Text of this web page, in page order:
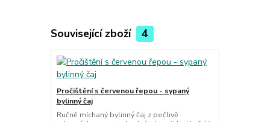
Související zboží 4
Pročištění s červenou řepou - sypaný
bylinný čaj
Ručně míchaný bylinný čaj z pečlivě